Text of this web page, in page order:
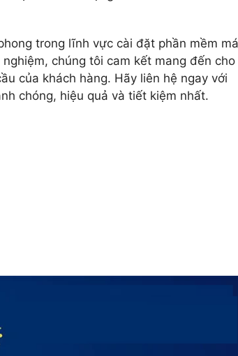
trong lĩnh vực cài đặt phần mềm
chúng tôi cam kết mang đến cho
của khách hàng. Hãy liên hệ ngay với
chóng, hiệu quả và tiết kiệm nhất.